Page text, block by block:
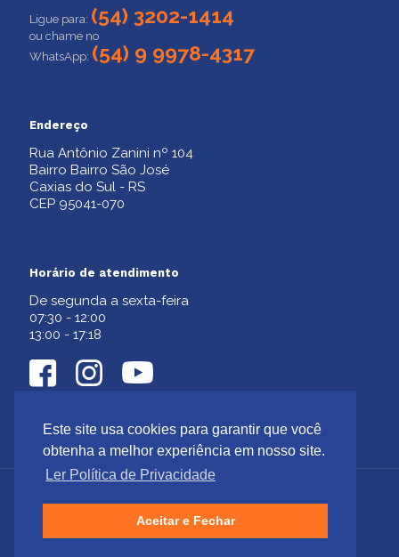
Ligue para: (54) 3202-1414
ou chame no
WhatsApp: (54) 9 9978-4317
Endereço
Rua Antônio Zanini nº 104
Bairro Bairro São José
Caxias do Sul - RS
CEP 95041-070
Horário de atendimento
De segunda a sexta-feira
07:30 - 12:00
13:00 - 17:18
Este site usa cookies para garantir que você
obtenha a melhor experiência em nosso site.
Ler Política de Privacidade
Aceitar e Fechar